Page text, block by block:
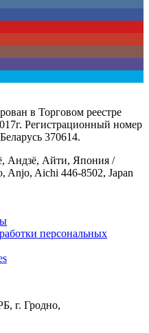
в Торговом реестре
Регистрационный номер
370614.
Андзё, Айти, Япония /
Anjo, Aichi 446-8502, Japan
персональных
г. Гродно,